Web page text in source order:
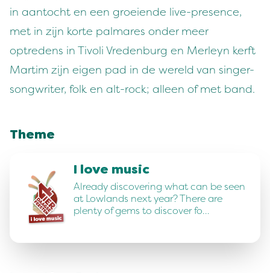
in aantocht en een groeiende live-presence,
met in zijn korte palmares onder meer
optredens in Tivoli Vredenburg en Merleyn kerft
Martim zijn eigen pad in de wereld van singer-
songwriter, folk en alt-rock; alleen of met band.
Theme
I love music
Already discovering what can be seen
at Lowlands next year? There are
plenty of gems to discover fo…